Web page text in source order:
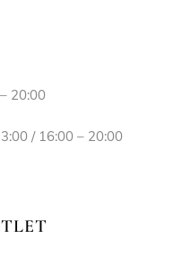
20:00
/ 16:00 – 20:00